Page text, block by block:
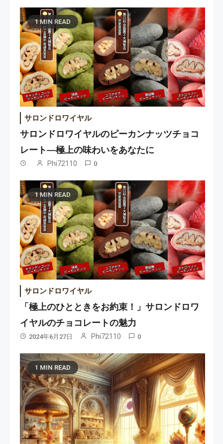
1 MIN READ
サロンドロワイヤル
サロンドロワイヤルのピーカンナッツチョコ
レート—極上の味わいをあなたに
Phi72110 0
1 MIN READ
サロンドロワイヤル
「極上のひとときをお約束！」サロンドロワ
イヤルのチョコレートの魅力
2024年6月27日 Phi72110 0
1 MIN READ